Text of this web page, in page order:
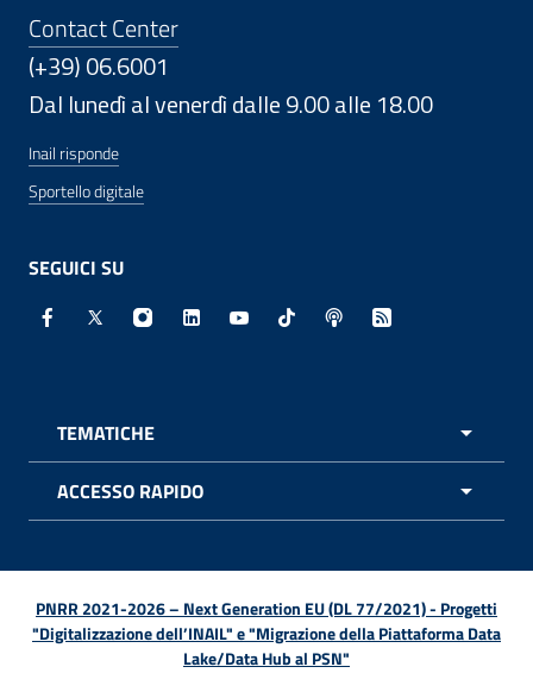
Contact Center
(+39) 06.6001
Dal lunedì al venerdì dalle 9.00 alle 18.00
Inail risponde
Sportello digitale
SEGUICI SU
Facebook - Sito esterno - Apertura in nuova finestra
X - Sito esterno - Apertura in nuova finestra
Instagram - Sito esterno - Apertura in
Linkedin - Sito esterno - Apertura in
Youtube - Sito esterno -
TikTok - Sito esterno -
Spreaker - Sito
Feed RSS -
TEMATICHE
ACCESSO RAPIDO
PNRR 2021-2026 – Next Generation EU (DL 77/2021) - Progetti
"Digitalizzazione dell’INAIL" e "Migrazione della Piattaforma Data
Lake/Data Hub al PSN"